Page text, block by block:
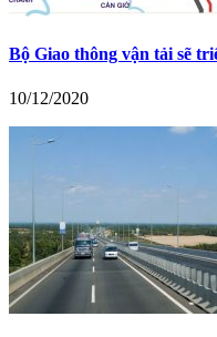
Bộ Giao thông vận tải sẽ
10/12/2020